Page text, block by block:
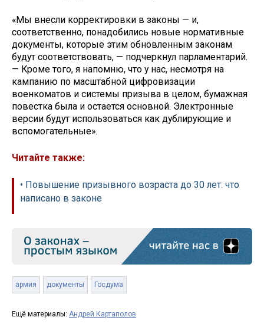
«Мы внесли корректировки в законы — и,
соответственно, понадобились новые нормативные
документы, которые этим обновленным законам
будут соответствовать, — подчеркнул парламентарий.
— Кроме того, я напомню, что у нас, несмотря на
кампанию по масштабной цифровизации
военкоматов и системы призыва в целом, бумажная
повестка была и остается основной. Электронные
версии будут использоваться как дублирующие и
вспомогательные».
Читайте также:
• Повышение призывного возраста до 30 лет: что
написано в законе
армия документы Госдума
Ещё материалы: Андрей Картаполов